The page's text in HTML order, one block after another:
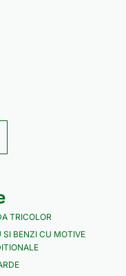
TRICOLOR
SI BENZI CU MOTIVE